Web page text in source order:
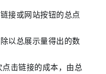
接或网站按钮的总点
以总展示量得出的数
点击链接的成本，由总